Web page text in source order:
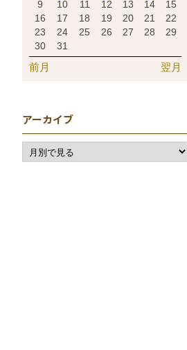
9
10 11 12 13 14
15
16
17 18 19 20 21
22
23
24 25 26 27 28
29
30
31
前月 翌月
アーカイブ